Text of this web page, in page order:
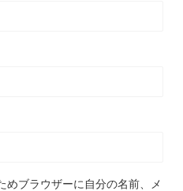
めブラウザーに自分の名前、メ